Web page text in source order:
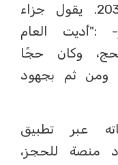
مستهدفات رؤية المملكة 2030. يقول جزاء
:"أديت العام
الحج، وكان حجًا
ومن ثم بجهود
عبر تطبيق
منصة للحجز،